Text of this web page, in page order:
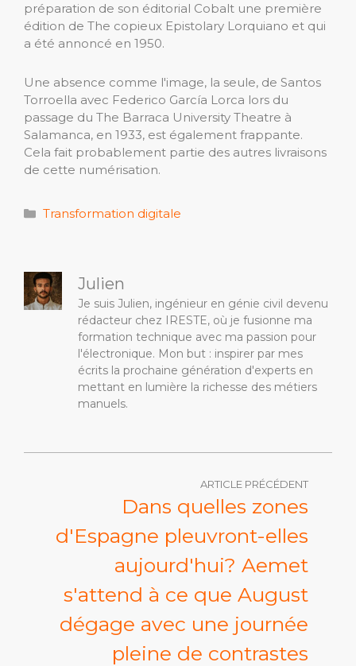
préparation de son éditorial Cobalt une première
édition de The copieux Epistolary Lorquiano et qui
a été annoncé en 1950.
Une absence comme l'image, la seule, de Santos
Torroella avec Federico García Lorca lors du
passage du The Barraca University Theatre à
Salamanca, en 1933, est également frappante.
Cela fait probablement partie des autres livraisons
de cette numérisation.
Catégories
Transformation digitale
Julien
Je suis Julien, ingénieur en génie civil devenu
rédacteur chez IRESTE, où je fusionne ma
formation technique avec ma passion pour
l'électronique. Mon but : inspirer par mes
écrits la prochaine génération d'experts en
mettant en lumière la richesse des métiers
manuels.
ARTICLE PRÉCÉDENT
Dans quelles zones
d'Espagne pleuvront-elles
aujourd'hui? Aemet
s'attend à ce que August
dégage avec une journée
pleine de contrastes